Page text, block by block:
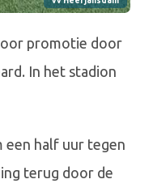
promotie door
In het stadion
een half uur tegen
terug door de